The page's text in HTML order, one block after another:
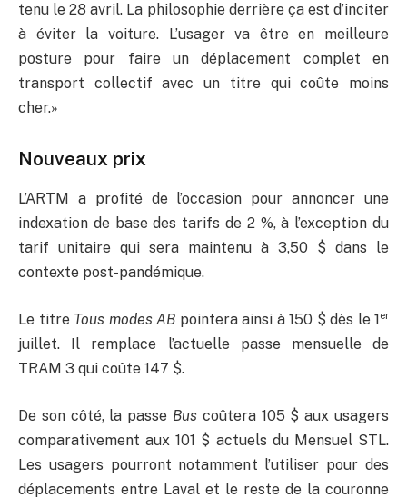
tenu le 28 avril. La philosophie derrière ça est d’inciter
à éviter la voiture. L’usager va être en meilleure
posture pour faire un déplacement complet en
transport collectif avec un titre qui coûte moins
cher.»
Nouveaux prix
L’ARTM a profité de l’occasion pour annoncer une
indexation de base des tarifs de 2 %, à l’exception du
tarif unitaire qui sera maintenu à 3,50 $ dans le
contexte post-pandémique.
Le titre Tous modes AB pointera ainsi à 150 $ dès le 1er
juillet. Il remplace l’actuelle passe mensuelle de
TRAM 3 qui coûte 147 $.
De son côté, la passe Bus coûtera 105 $ aux usagers
comparativement aux 101 $ actuels du Mensuel STL.
Les usagers pourront notamment l’utiliser pour des
déplacements entre Laval et le reste de la couronne